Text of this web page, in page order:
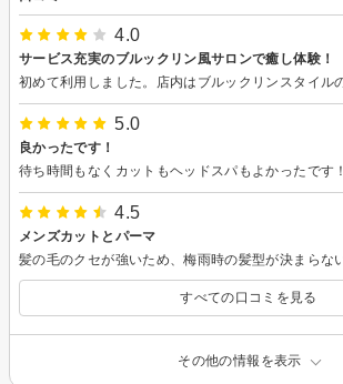
4.0
サービス充実のブルックリン風サロンで癒し体験！
5.0
良かったです！
待ち時間もなくカットもヘッドスパもよかったです！
4.5
メンズカットとパーマ
すべての口コミを見る
その他の情報を表示